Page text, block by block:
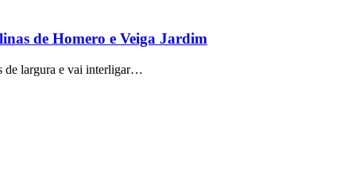
de Homero e Veiga Jardim
de largura e vai interligar…